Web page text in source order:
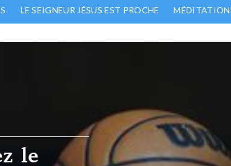
LE SEIGNEUR JÉSUS EST PROCHE